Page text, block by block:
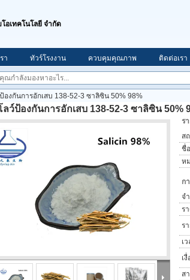
อเทคโนโลยี จำกัด
า ทัวร์โรงงาน ควบคุมคุณภาพ ติดต่อเรา
องกันการอักเสบ 138-52-3 ซาลิซิน 50% 98%
ลว์ป้องกันการอักเสบ 138-52-3 ซาลิซิน 50%
ร
ส
ชื่
ห
ก
จ
ร
ร
เ
เ
ส